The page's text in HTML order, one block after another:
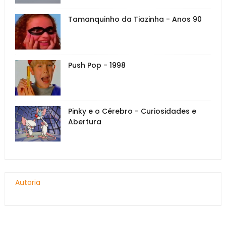
Tamanquinho da Tiazinha - Anos 90
Push Pop - 1998
Pinky e o Cérebro - Curiosidades e
Abertura
Autoria